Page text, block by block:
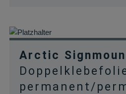
Arctic
permanent/